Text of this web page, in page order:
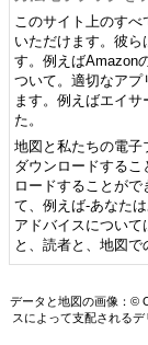
このサイト上のす
いただけます。彼ら
す。例えばAmazon
ついて。適切なアプ
ます。例えばエイ
た。
地図と私たちの電
ダウンロードする
ロードすることが
て、例えば-あなた
アドバイスについ
と、読者と、地図で
データと地図の画像：©
スによって支配される